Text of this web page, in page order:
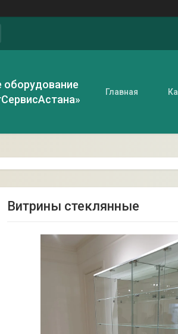
оборудование
Главная
Витрины стеклянные